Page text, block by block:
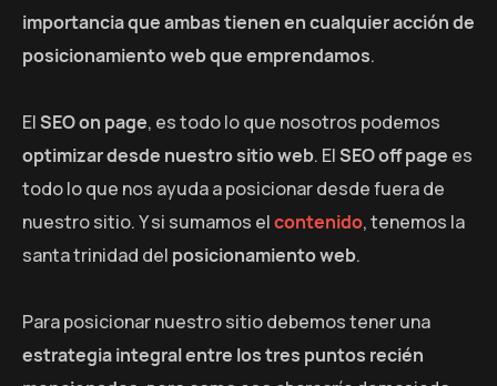
importancia que ambas tienen en cualquier acción de
posicionamiento web que emprendamos.
ElSEO on page, es todo lo que nosotros podemos
optimizar desde nuestro sitio web. ElSEO off page es
todo lo que nos ayuda a posicionar desde fuera de
nuestro sitio. Y si sumamos elcontenido, tenemos la
santa trinidad del posicionamiento web.
Para posicionar nuestro sitio debemos tener una
estrategia integral entre los tres puntos recién